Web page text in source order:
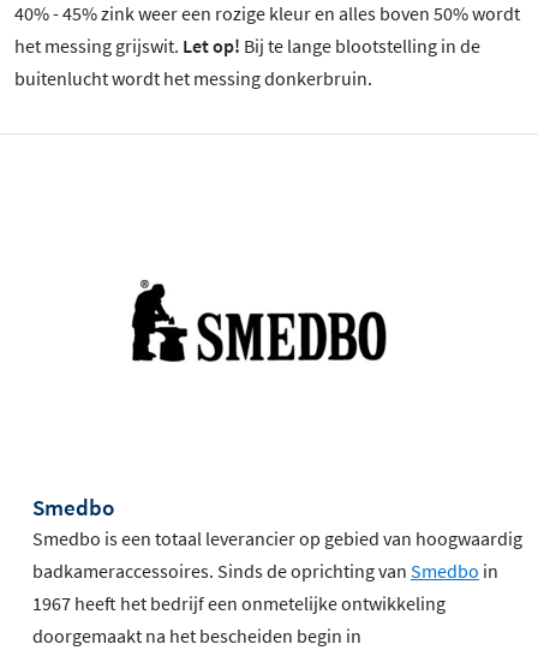
40% - 45% zink weer een rozige kleur en alles boven 50% wordt
het messing grijswit. Let op! Bij te lange blootstelling in de
buitenlucht wordt het messing donkerbruin.
Smedbo
Smedbo is een totaal leverancier op gebied van hoogwaardig
badkameraccessoires. Sinds de oprichting van Smedbo in
1967 heeft het bedrijf een onmetelijke ontwikkeling
doorgemaakt na het bescheiden begin in